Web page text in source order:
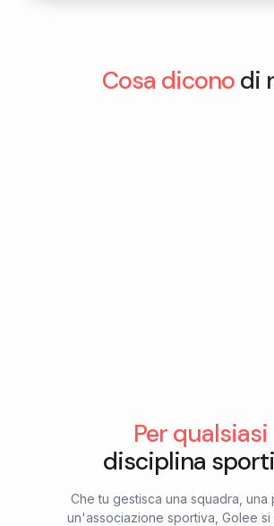
Cosa dicono di
Per qualsiasi
disciplina
Che tu gestisca una squadra, una
un'associazione sportiva, Golee si